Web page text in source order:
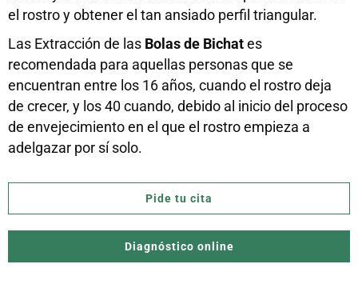
el rostro y obtener el tan ansiado perfil triangular.
Las Extracción de las Bolas de Bichates
recomendada para aquellas personas que se
encuentran entre los 16 años, cuando el rostro deja
de crecer, y los 40 cuando, debido al inicio del proceso
de envejecimiento en el que el rostro empieza a
adelgazar por sí solo.
Pide tu cita
Diagnóstico online